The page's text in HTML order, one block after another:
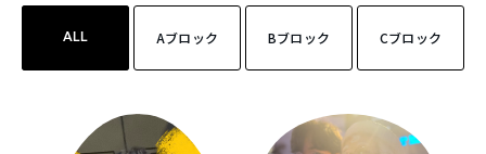
ALL Aブロック Bブロック Cブロック